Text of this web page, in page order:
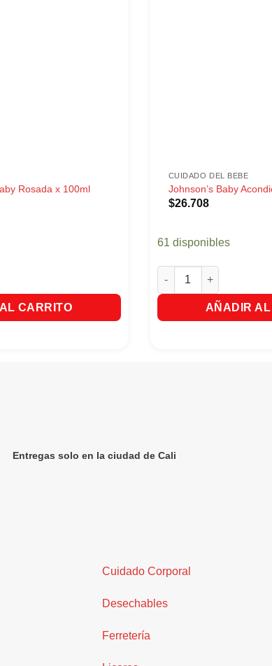
Rosada x 100ml
Rosada x 100ml cantidad
CARRITO
CUIDADO DEL BEBE
Johnson’s Baby
$26.708
61 disponibles
Johnson's Baby
AÑADIR
Entregas solo en la ciudad de Cali
Cuidado Corporal
Desechables
Ferretería